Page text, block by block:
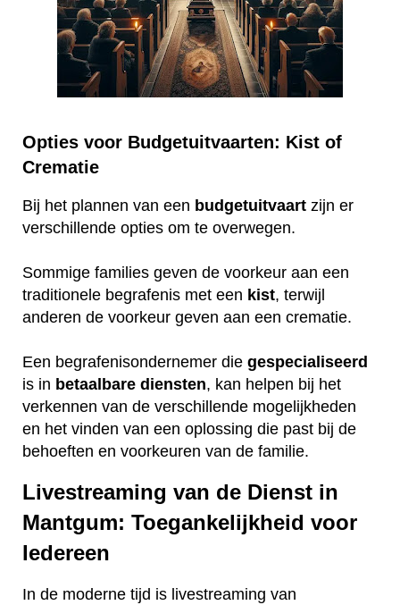
Opties voor Budgetuitvaarten: Kist of
Crematie
Bij het plannen van een budgetuitvaart zijn er
verschillende opties om te overwegen.
Sommige families geven de voorkeur aan een
traditionele begrafenis met een kist, terwijl
anderen de voorkeur geven aan een crematie.
Een begrafenisondernemer die gespecialiseerd
is in betaalbare diensten, kan helpen bij het
verkennen van de verschillende mogelijkheden
en het vinden van een oplossing die past bij de
behoeften en voorkeuren van de familie.
Livestreaming van de Dienst in
Mantgum: Toegankelijkheid voor
Iedereen
In de moderne tijd is livestreaming van